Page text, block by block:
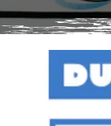
Média secondaire